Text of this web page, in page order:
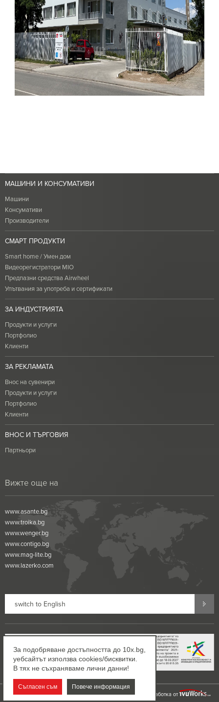
МАШИНИ И КОНСУМАТИВИ
Машини
Консумативи
Производители
СМАРТ ПРОДУКТИ
Smart home / Умен дом
Видеорегистратори MIO
Предпазни средства Airwheel
Упътвания за употреба и сертификати
ЗА ИНДУСТРИЯТА
Продукти и услуги
Портфолио
Клиенти
ЗА РЕКЛАМАТА
Внос на сувенири
Продукти и услуги
Портфолио
Клиенти
ВНОС И ТЪРГОВИЯ
Партньори
Вижте още на
www.asante.bg
www.troika.bg
www.wenger.bg
www.contigo.bg
www.mag-lite.bg
www.lazerko.com
switch to English
©2002-2026 10x.bg. Всички права запазени!Дизайн и разработка от
За подобряване достъпността до 10x.bg,
уебсайтът използва cookies/бисквитки.
В тях не съхраняваме лични данни!
Съгласен съм Повече информация